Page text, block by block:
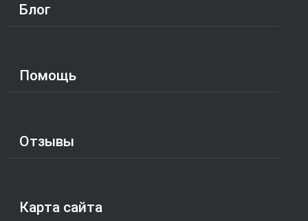
Блог
Помощь
Отзывы
Карта сайта